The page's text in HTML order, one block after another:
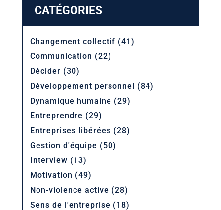
CATÉGORIES
Changement collectif (41)
Communication (22)
Décider (30)
Développement personnel (84)
Dynamique humaine (29)
Entreprendre (29)
Entreprises libérées (28)
Gestion d'équipe (50)
Interview (13)
Motivation (49)
Non-violence active (28)
Sens de l'entreprise (18)